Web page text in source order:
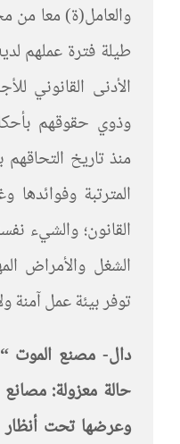
والعامل(ة) معا من
طيلة فترة عملهم
الأدنى القانوني
وذوي حقوقهم
منذ تاريخ التحاقهم
المترتبة
القانون؛ والشيء
الشغل والأمراض
توفر بيئة عمل آمنة
دال- مصنع الموت “
حالة معزولة:
وعرضها تحت أنظار